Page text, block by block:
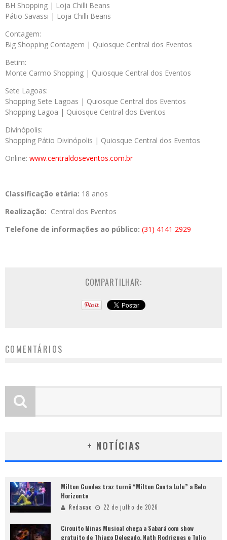
BH Shopping | Loja Chilli Beans
Pátio Savassi | Loja Chilli Beans
Contagem:
Big Shopping Contagem | Quiosque Central dos Eventos
Betim:
Monte Carmo Shopping | Quiosque Central dos Eventos
Sete Lagoas:
Shopping Sete Lagoas | Quiosque Central dos Eventos
Shopping Lagoa | Quiosque Central dos Eventos
Divinópolis:
Shopping Pátio Divinópolis | Quiosque Central dos Eventos
Online: www.centraldoseventos.com.br
Classificação etária: 18 anos
Realização: Central dos Eventos
Telefone de informações ao público: (31) 4141 2929
COMPARTILHAR:
COMENTÁRIOS
+ NOTÍCIAS
Milton Guedes traz turnê “Milton Canta Lulu” a Belo
Horizonte
Redacao 22 de julho de 2026
Circuito Minas Musical chega a Sabará com show
gratuito de Thiago Delegado, Nath Rodrigues e Tulio